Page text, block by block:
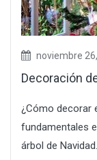
noviembre
Decoración
¿Cómo decorar
fundamentales
árbol de